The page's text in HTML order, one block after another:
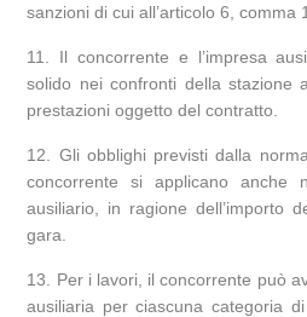
sanzioni di cui all’articolo 6, comma
Il concorrente e l’impresa
solido nei confronti della stazione
prestazioni oggetto del contratto.
Gli obblighi previsti dalla
concorrente si applicano anche
ausiliario, in ragione dell’importo
gara.
Per i lavori, il concorrente può
ausiliaria per ciascuna categoria